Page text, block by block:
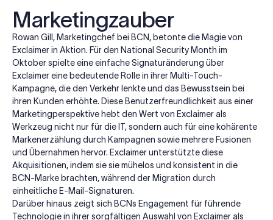
Marketingzauber
Rowan Gill, Marketingchef bei BCN, betonte die Magie von
Exclaimer in Aktion. Für den National Security Month im
Oktober spielte eine einfache Signaturänderung über
Exclaimer eine bedeutende Rolle in ihrer Multi-Touch-
Kampagne, die den Verkehr lenkte und das Bewusstsein bei
ihren Kunden erhöhte. Diese Benutzerfreundlichkeit aus einer
Marketingperspektive hebt den Wert von Exclaimer als
Werkzeug nicht nur für die IT, sondern auch für eine kohärente
Markenerzählung durch Kampagnen sowie mehrere Fusionen
und Übernahmen hervor. Exclaimer unterstützte diese
Akquisitionen, indem sie sie mühelos und konsistent in die
BCN-Marke brachten, während der Migration durch
einheitliche E-Mail-Signaturen.
Darüber hinaus zeigt sich BCNs Engagement für führende
Technologie in ihrer sorgfältigen Auswahl von Exclaimer als